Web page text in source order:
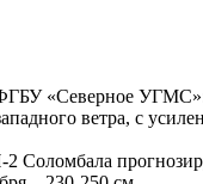
«Северное
ветра, с